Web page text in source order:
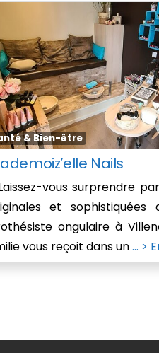
& Bien-être
Nails
vous surprendre
et sophistiquées
ongulaire à
vous reçoit dans un... >